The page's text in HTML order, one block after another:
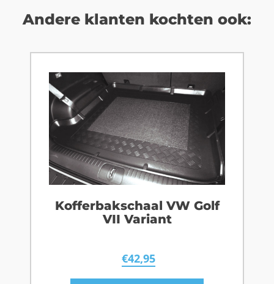
Andere klanten kochten ook:
Kofferbakschaal VW Golf
VII Variant
€42,95